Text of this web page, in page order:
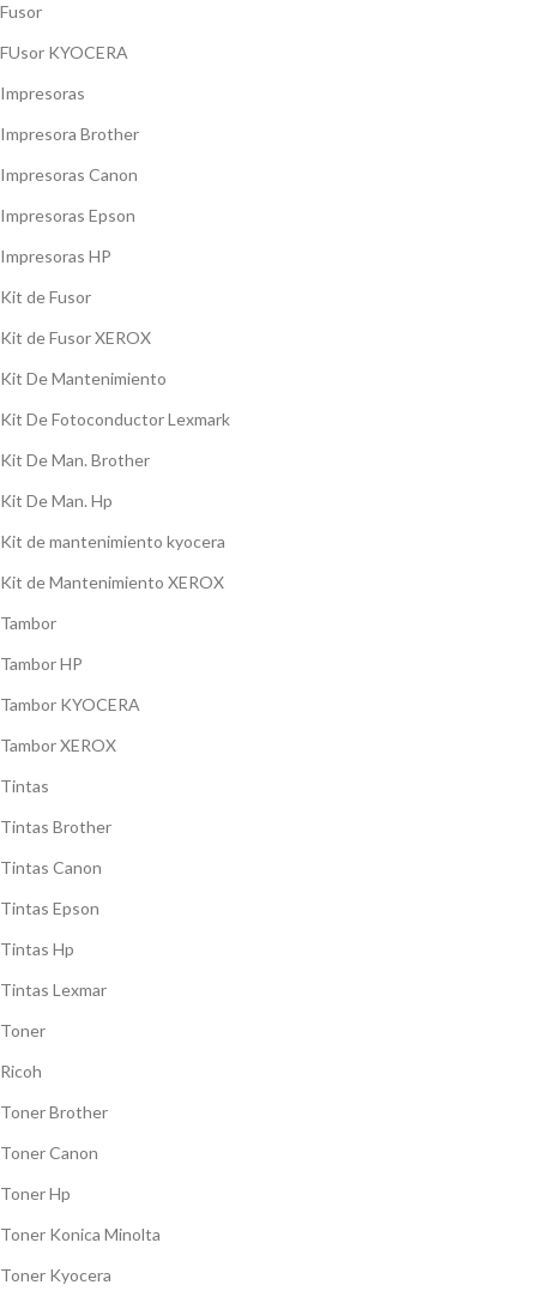
Fusor
FUsor KYOCERA
Impresoras
Impresora Brother
Impresoras Canon
Impresoras Epson
Impresoras HP
Kit de Fusor
Kit de Fusor XEROX
Kit De Mantenimiento
Kit De Fotoconductor Lexmark
Kit De Man. Brother
Kit De Man. Hp
Kit de mantenimiento kyocera
Kit de Mantenimiento XEROX
Tambor
Tambor HP
Tambor KYOCERA
Tambor XEROX
Tintas
Tintas Brother
Tintas Canon
Tintas Epson
Tintas Hp
Tintas Lexmar
Toner
Ricoh
Toner Brother
Toner Canon
Toner Hp
Toner Konica Minolta
Toner Kyocera